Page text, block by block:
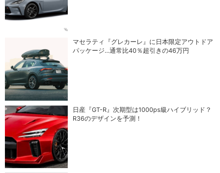
マセラティ『グレカーレ』に日本限定アウトドア
パッケージ…通常比40％超引きの46万円
日産『GT-R』次期型は1000ps級ハイブリッド？
R36のデザインを予測！